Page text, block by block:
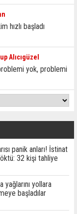
hızlı başladı
Alıcıgüzel
yok, problemi
panik anları! İstinat
32 kişi tahliye
yağlarını yollara
başladılar